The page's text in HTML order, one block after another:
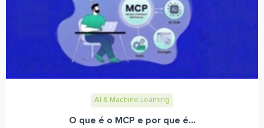
AI & Machine Learning
O que é o MCP e por que é...